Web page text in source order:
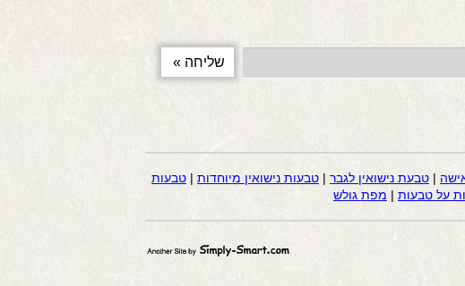
| טבעת נישואין לגבר | טבעות נישואין מיוחדות | טבעות
על טבעות | מפת גולש